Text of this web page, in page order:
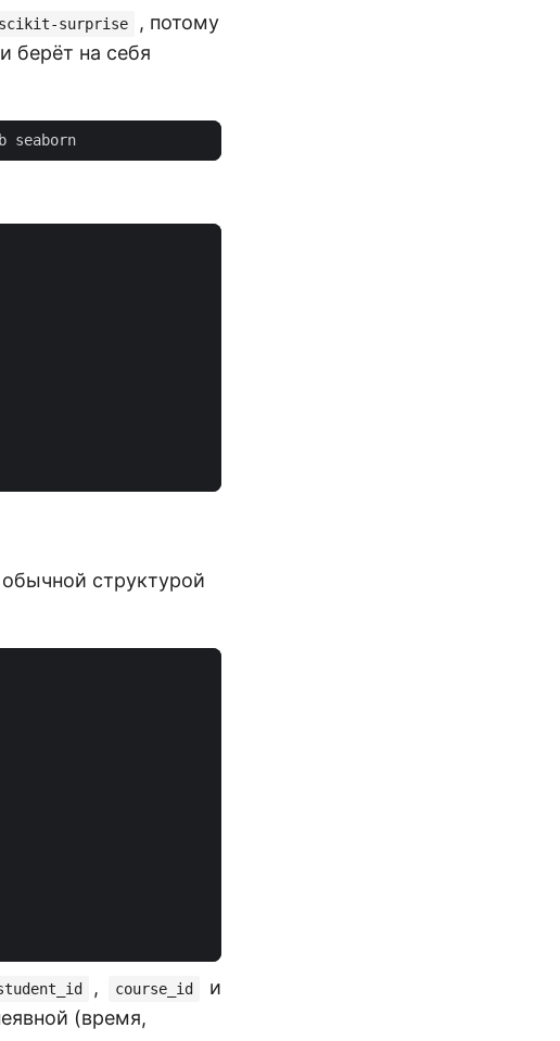
scikit-surprise
, потому
берёт на себя
обычной структурой
, course_id и
(время,